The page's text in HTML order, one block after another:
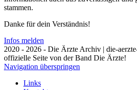
stammen.
Danke für dein Verständnis!
Infos melden
2020 - 2026 - Die Ärzte Archiv | die-
offizielle Seite von der Band Die Ärzte!
Navigation überspringen
Links